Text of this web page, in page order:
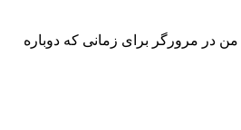
من در مرورگر برای زمانی که دوباره